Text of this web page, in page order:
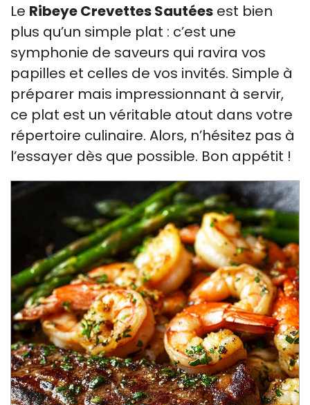
Le Ribeye Crevettes Sautées est bien
plus qu’un simple plat : c’est une
symphonie de saveurs qui ravira vos
papilles et celles de vos invités. Simple à
préparer mais impressionnant à servir,
ce plat est un véritable atout dans votre
répertoire culinaire. Alors, n’hésitez pas à
l’essayer dès que possible. Bon appétit !